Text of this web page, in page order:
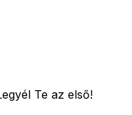
Te az első!